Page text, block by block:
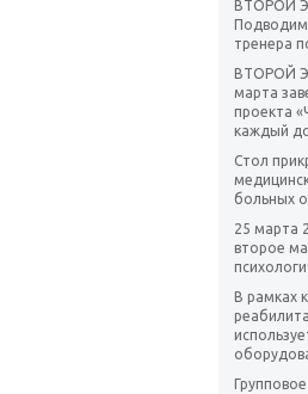
ВТОРОЙ
тренера
ВТОРОЙ
марта
проекта
каждый
Стол
больных
25 марта
второе
В рамках